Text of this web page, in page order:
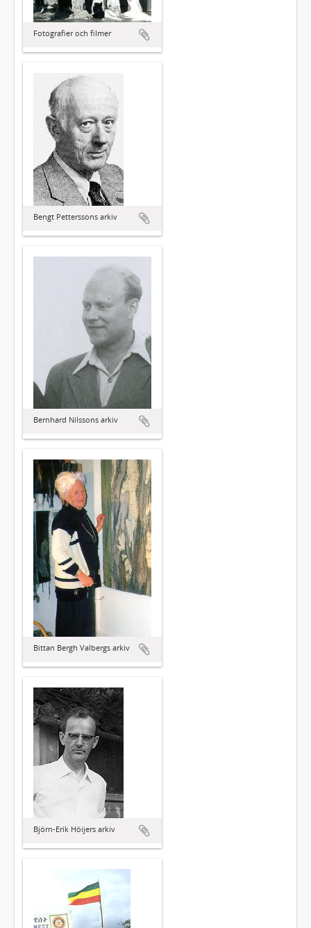
Fotografier och filmer
Bengt Petterssons arkiv
Bernhard Nilssons arkiv
Bittan Bergh Valbergs arkiv
Björn-Erik Höijers arkiv